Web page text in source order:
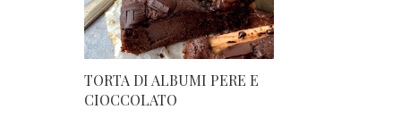
TORTA DI ALBUMI PERE E
CIOCCOLATO